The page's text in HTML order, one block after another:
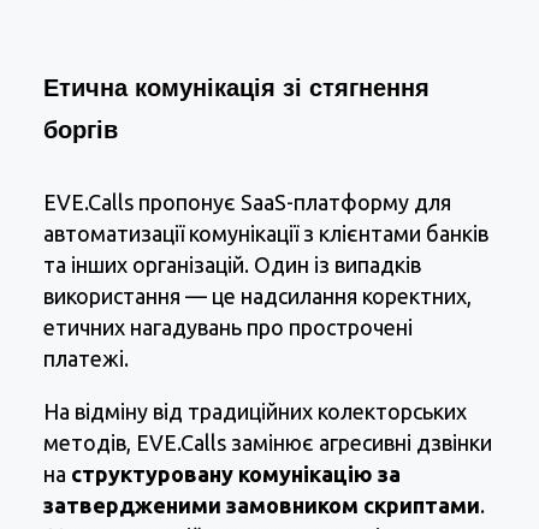
Етична комунікація зі стягнення
боргів
EVE.Calls пропонує SaaS-платформу для
автоматизації комунікації з клієнтами банків
та інших організацій. Один із випадків
використання — це надсилання коректних,
етичних нагадувань про прострочені
платежі.
На відміну від традиційних колекторських
методів, EVE.Calls замінює агресивні дзвінки
на структуровану комунікацію за
затвердженими замовником скриптами.